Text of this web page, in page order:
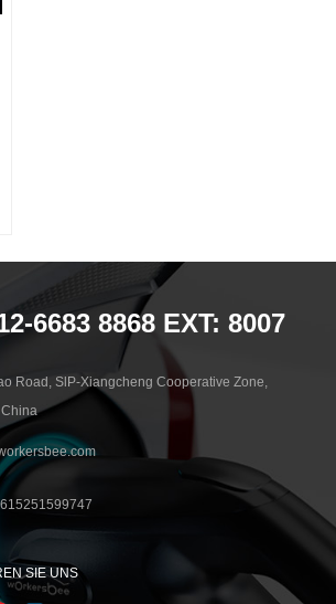
6683 8868 EXT: 8007
Road, SlP-Xiangcheng Cooperative Zone,
SIE UNS